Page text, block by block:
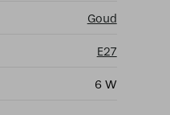
Goud
E27
6 W